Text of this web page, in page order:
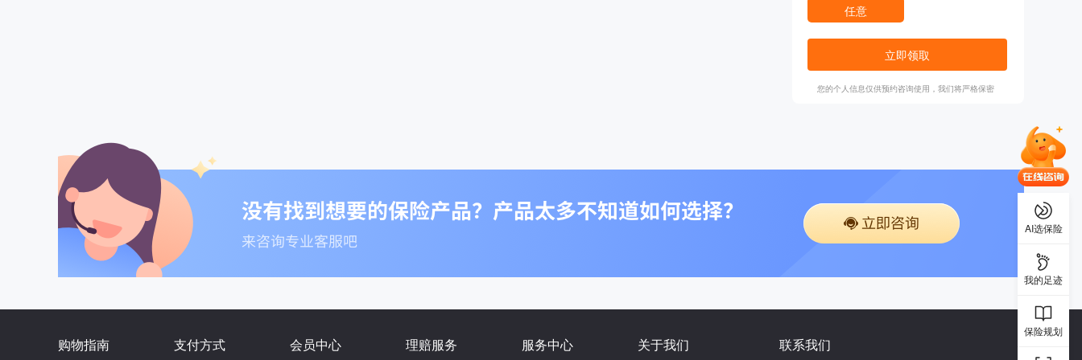
任意
立即领取
您的个人信息仅供预约咨询使用，我们将严格保密
购物指南 支付方式 会员中心 理赔服务 服务中心 关于我们 联系我们
AI选保险
我的足迹
保险规划